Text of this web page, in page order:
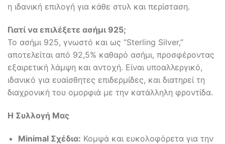
η ιδανική επιλογή για κάθε στυλ και περίσταση.
Γιατί να επιλέξετε ασήμι 925;
Το ασήμι 925, γνωστό και ως “Sterling Silver,”
αποτελείται από 92,5% καθαρό ασήμι, προσφέροντας
εξαιρετική λάμψη και αντοχή. Είναι υποαλλεργικό,
ιδανικό για ευαίσθητες επιδερμίδες, και διατηρεί τη
διαχρονική του ομορφιά με την κατάλληλη φροντίδα.
Η Συλλογή Μας
Minimal Σχέδια: Κομψά και ευκολοφόρετα για την